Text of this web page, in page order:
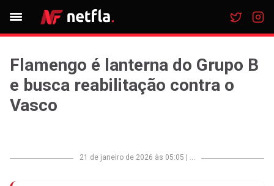
Flamengo é lanterna do Grupo B
e busca reabilitação contra o
Vasco
21 de janeiro de 2026 às 05:05 ...